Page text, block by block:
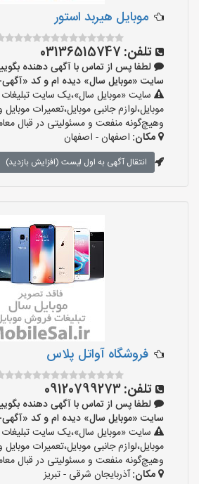
موبایل هیربد استور
تلفن: 03136515747
لطفا پس از تماس با آگهی دهنده
سایت «موبایل سال» دیده ام و کد «آگهی-84» را اعلام
سایت «موبایل سال»،یک سایت
موبایل،لوازم جانبی موبایل،تعمیرات
وهیچ‌گونه منفعت و مسئولیتی در قبال
مکان: اصفهان - اصفهان
انتقال آگهی به اول لیست (افزایش بازدید)
فروشگاه آواتل پلاس
تلفن:09120799273
لطفا پس از تماس با آگهی دهنده
سایت «موبایل سال» دیده ام و کد «آگهی-61» را اعلام
سایت «موبایل سال»،یک سایت
موبایل،لوازم جانبی موبایل،تعمیرات
وهیچ‌گونه منفعت و مسئولیتی در قبال
مکان:آذربایجان شرقی - تبریز